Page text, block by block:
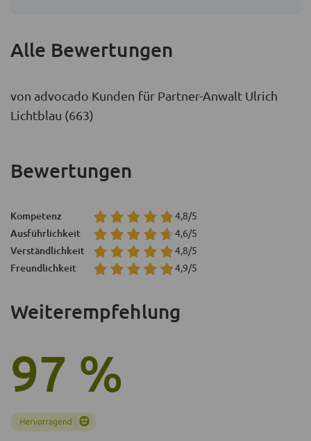
Alle Bewertungen
von advocado Kunden für Partner-Anwalt Ulrich
Lichtblau (663)
Weiterempfehlung
97 %
Bewertungen
Kompetenz 4,8/5
Ausführlichkeit 4,6/5
Verständlichkeit 4,8/5
Freundlichkeit 4,9/5